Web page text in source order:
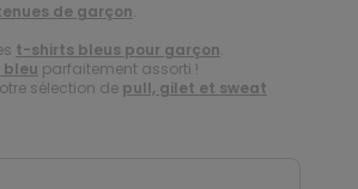
de garçon.
t-shirts bleus pour garçon.
parfaitement assorti !
sélection de pull, gilet et sweat